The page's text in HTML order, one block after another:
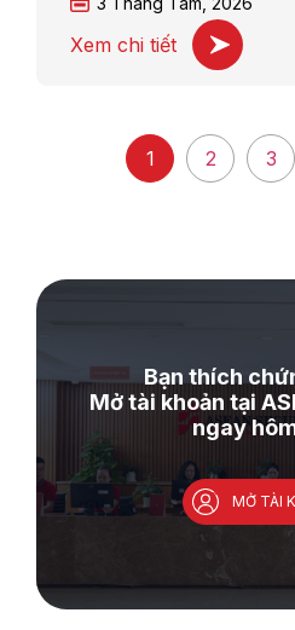
Xem chi tiết
1 2 3
Bạn thích
Mở tài khoản tại
ngay
MỞ TÀI